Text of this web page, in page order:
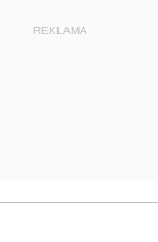
REKLAMA